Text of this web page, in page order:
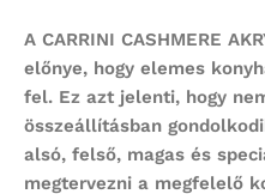
A CARRINI CASHMERE
előnye, hogy elemes
fel. Ez azt jelenti, hogy
összeállításban
alsó, felső, magas és
megtervezni a megfelelő